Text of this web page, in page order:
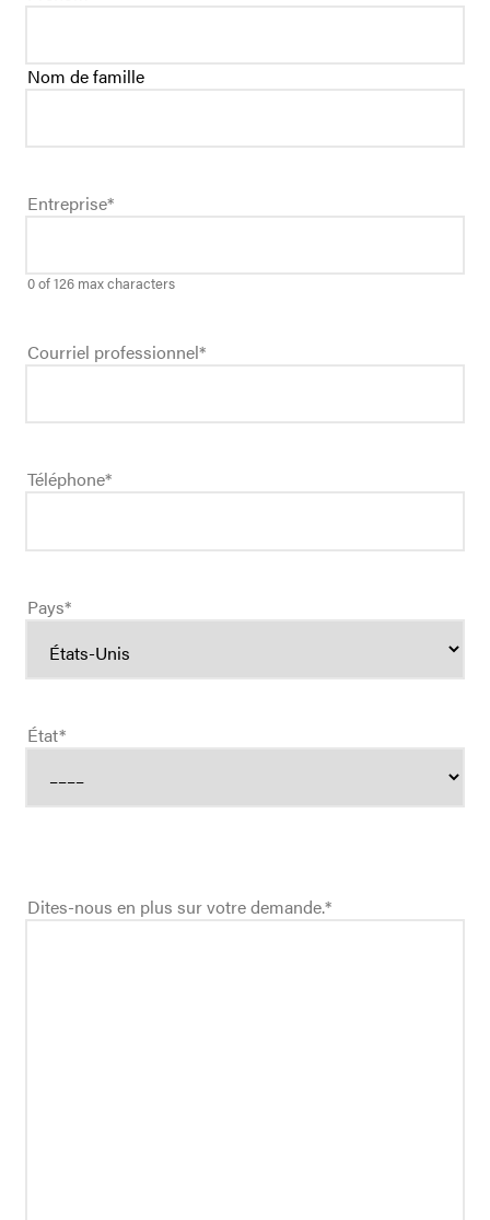
Nom de famille
Entreprise*
0 of 126 max characters
Courriel professionnel*
Téléphone*
Pays*
État*
Dites-nous en plus sur votre demande.*